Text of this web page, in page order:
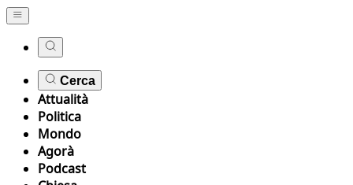
Cerca
Attualità
Politica
Mondo
Agorà
Podcast